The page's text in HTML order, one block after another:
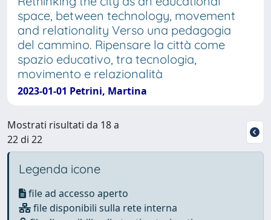
space, between technology, movement
and relationality Verso una pedagogia
del cammino. Ripensare la città come
spazio educativo, tra tecnologia,
movimento e relazionalità
2023-01-01 Petrini, Martina
Mostrati risultati da 18 a
22 di 22
Legenda icone
file ad accesso aperto
file disponibili sulla rete interna